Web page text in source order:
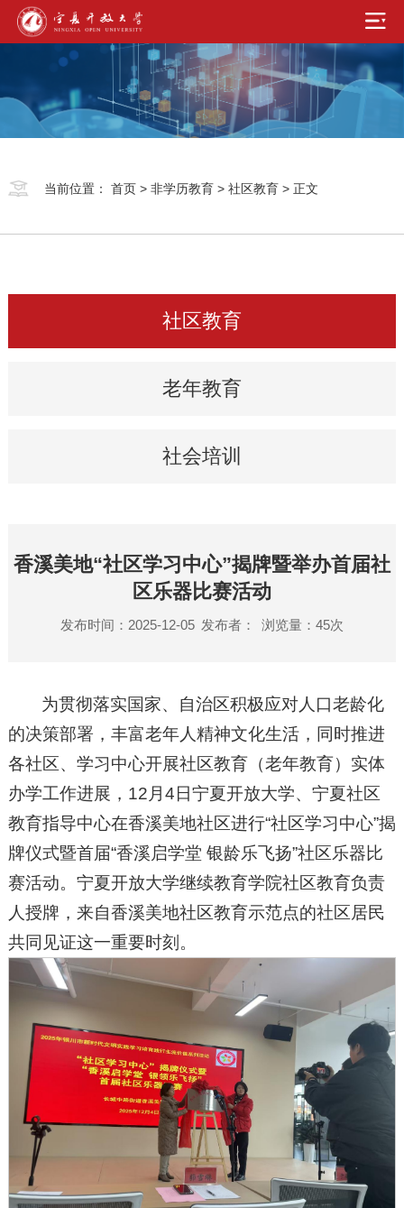
当前位置： 首页> 非学历教育> 社区教育> 正文
社区教育
老年教育
社会培训
香溪美地“社区学习中心”揭牌暨举办首届社
区乐器比赛活动
发布时间：2025-12-05 发布者： 浏览量： 45次
为贯彻落实国家、自治区积极应对人口老龄化
的决策部署，丰富老年人精神文化生活，同时推进
各社区、学习中心开展社区教育（老年教育）实体
办学工作进展，12月4日宁夏开放大学、宁夏社区
教育指导中心在香溪美地社区进行“社区学习中心”揭
牌仪式暨首届“香溪启学堂 银龄乐飞扬”社区乐器比
赛活动。宁夏开放大学继续教育学院社区教育负责
人授牌，来自香溪美地社区教育示范点的社区居民
共同见证这一重要时刻。